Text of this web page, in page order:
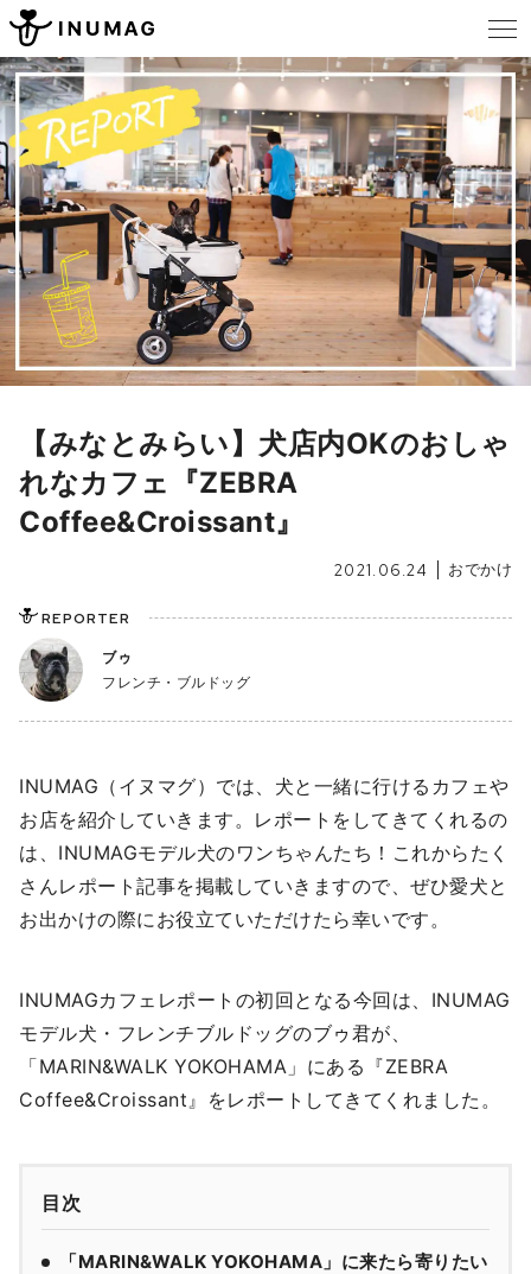
【みなとみらい】犬店内OKのおしゃ
れなカフェ『ZEBRA
Coffee&Croissant』
2021.06.24 おでかけ
REPORTER
ブゥ
フレンチ・ブルドッグ
INUMAG（イヌマグ）では、犬と一緒に行けるカフェや
お店を紹介していきます。レポートをしてきてくれるの
は、INUMAGモデル犬のワンちゃんたち！これからたく
さんレポート記事を掲載していきますので、ぜひ愛犬と
お出かけの際にお役立ていただけたら幸いです。
INUMAGカフェレポートの初回となる今回は、INUMAG
モデル犬・フレンチブルドッグのブゥ君が、
「MARIN&WALK YOKOHAMA」にある『ZEBRA
Coffee&Croissant』をレポートしてきてくれました。
目次
「MARIN&WALK YOKOHAMA」に来たら寄りたい